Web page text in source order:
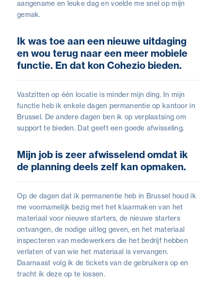
aangename en leuke dag en voelde me snel op mijn
gemak.
Ik was toe aan een nieuwe uitdaging
en wou terug naar een meer mobiele
functie. En dat kon Cohezio bieden.
Vastzitten op één locatie is minder mijn ding. In mijn
functie heb ik enkele dagen permanentie op kantoor in
Brussel. De andere dagen ben ik op verplaatsing om
support te bieden. Dat geeft een goede afwisseling.
Mijn job is zeer afwisselend omdat ik
de planning deels zelf kan opmaken.
Op de dagen dat ik permanentie heb in Brussel houd ik
me voornamelijk bezig met het klaarmaken van het
materiaal voor nieuwe starters, de nieuwe starters
ontvangen, de nodige uitleg geven, en het materiaal
inspecteren van medewerkers die het bedrijf hebben
verlaten of van wie het materiaal is vervangen.
Daarnaast volg ik de tickets van de gebruikers op en
tracht ik deze op te lossen.